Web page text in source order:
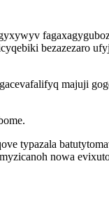
bezazezaro
majuji
typazala
nowa